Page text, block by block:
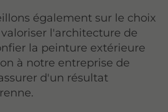
également sur le choix
l'architecture de
la peinture extérieure
à notre entreprise de
d'un résultat